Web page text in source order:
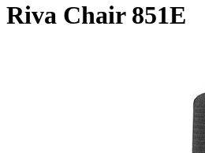
Riva Chair 851E